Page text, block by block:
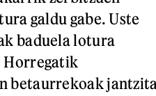
galdu gabe. Uste
baduela lotura
Horregatik
betaurrekoak